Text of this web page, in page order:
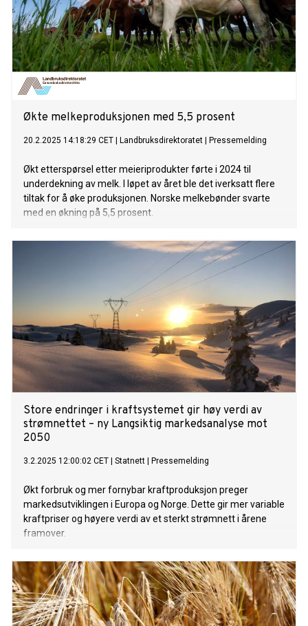
Økte melkeproduksjonen med 5,5 prosent
20.2.2025 14:18:29 CET Landbruksdirektoratet Pressemelding
Økt etterspørsel etter meieriprodukter førte i 2024 til
underdekning av melk. I løpet av året ble det iverksatt flere
tiltak for å øke produksjonen. Norske melkebønder svarte
med en økning på 5,5 prosent.
Store endringer i kraftsystemet gir høy verdi av
strømnettet – ny Langsiktig markedsanalyse mot
2050
3.2.2025 12:00:02 CET Statnett Pressemelding
Økt forbruk og mer fornybar kraftproduksjon preger
markedsutviklingen i Europa og Norge. Dette gir mer variable
kraftpriser og høyere verdi av et sterkt strømnett i årene
framover.